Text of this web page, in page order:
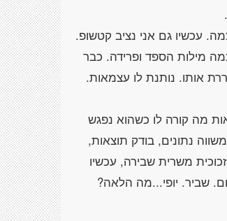
עכשיו גם אני נציב קטשופ.
מילות הספד ופרידה. כבר
אותו. נותנת לו עצמאות.
מה קורה לו כשהוא נפגש
נתונים, בודק תוצאות,
משרית שבירה, עכשיו
שביר. יופי...מה הלאה?